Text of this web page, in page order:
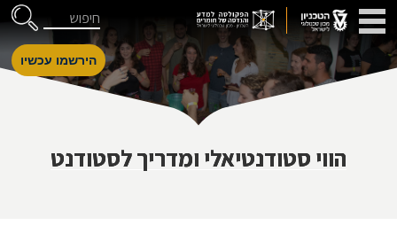
Skip to Content
דלג לניווט חיפוש
הירשמו עכשיו
הווי סטודנטיאלי ומדריך לסטודנט